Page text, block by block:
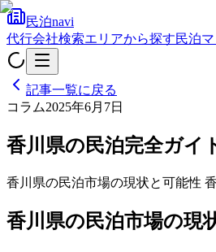
民泊navi
代行会社検索エリアから探す民泊
記事一覧に戻る
コラム2025年6月7日
香川県の民泊完全ガイ
香川県の民泊市場の現状と可能性
香川県の民泊市場の現